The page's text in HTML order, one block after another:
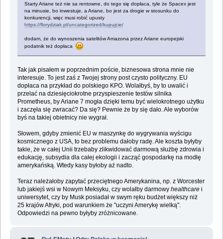
Starty Ariane też nie sa rentowne, do tego się dopłaca, tyle że Spacex jest
na minusie, bo inwestuje, a Ariane, bo jest za drogie w stosunku do
konkurencji, więc musi robić upusty
https://florydziak.pl/uncategorized/kupujcie/
dodam, że do wynoszenia satelitów Amazona przez Ariane europejski
podatnik też dopłaca
Tak jak pisałem w poprzednim poście, biznesowa strona mnie nie
interesuje. To jest zaś z Twojej strony post czysto polityczny. EU
dopłaca na przykład do polskiego KPO. Wolałbyś, by to uwalić i
przelać na dziesięciokrotne przyspieszenie testów silnika
Prometheus, by Ariane 7 mogła dzięki temu być wielokrotnego użytku
i zaczęła się zwracać? Da się? Pewnie że by się dało. Ale wyborów
byś na takiej obietnicy nie wygrał.
Słowem, gdyby zmienić EU w maszynkę do wygrywania wyścigu
kosmicznego z USA, to bez problemu dałoby radę. Ale koszta byłyby
takie, że w całej Unii trzebaby zlikwidować darmową służbę zdrowia i
edukację, subsydia dla całej ekologii i zacząć gospodarkę na modłę
amerykańską. Wtedy kasy byłoby aż nadto.
Teraz należałoby zapytać przeciętnego Amerykanina, np. z Worcester
lub jakiejś wsi w Nowym Meksyku, czy wolałby darmowy healthcarei
uniwersytet, czy by Musk posiadał w swym ręku budżet większy niż
25 krajów Afryki, pod warunkiem że "uczyni Amerykę wielką".
Odpowiedzi na pewno byłyby zróżnicowane.